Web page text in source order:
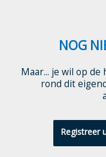
NOG
Maar... je wil op
rond dit
Registreer